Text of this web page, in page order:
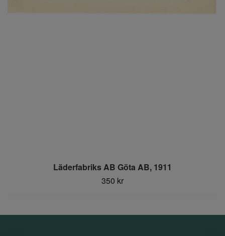
Läderfabriks AB Göta AB, 1911
350 kr